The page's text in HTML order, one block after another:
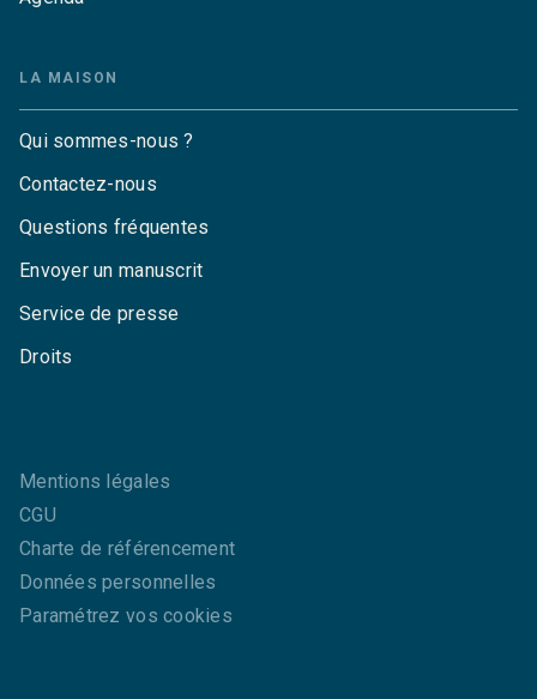
LA MAISON
Qui sommes-nous ?
Contactez-nous
Questions fréquentes
Envoyer un manuscrit
Service de presse
Droits
Mentions légales
CGU
Charte de référencement
Données personnelles
Paramétrez vos cookies